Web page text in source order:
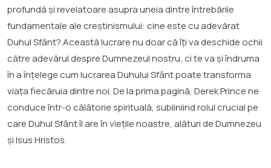
profundă și revelatoare asupra uneia dintre întrebările
fundamentale ale creștinismului: cine este cu adevărat
Duhul Sfânt? Această lucrare nu doar că îți va deschide ochii
către adevărul despre Dumnezeul nostru, ci te va și îndruma
în a înțelege cum lucrarea Duhului Sfânt poate transforma
viața fiecăruia dintre noi. De la prima pagină, Derek Prince ne
conduce într-o călătorie spirituală, subliniind rolul crucial pe
care Duhul Sfânt îl are în viețile noastre, alături de Dumnezeu
și Isus Hristos.